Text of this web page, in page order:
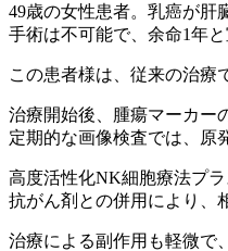
49歳の女性患者。乳癌が肝
手術は不可能で、余命1年
この患者様は、従来の治療
治療開始後、腫瘍マーカー
定期的な画像検査では、原
高度活性化NK細胞療法プ
抗がん剤との併用により、
治療による副作用も軽微で